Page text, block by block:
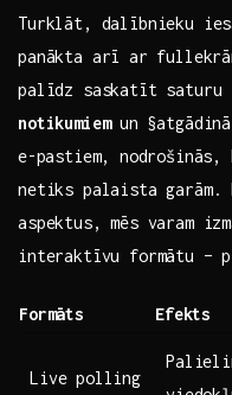
Turklāt, dalībnieku
panākta arī⁤ ar
palīdz saskatīt saturu
notikumiem⁣un
⁤e-pastiem,⁤ nodrošinās,⁤
netiks palaista
aspektus, ⁣mēs varam
interaktīvu formātu –
Formāts Efekts
Live ⁤polling